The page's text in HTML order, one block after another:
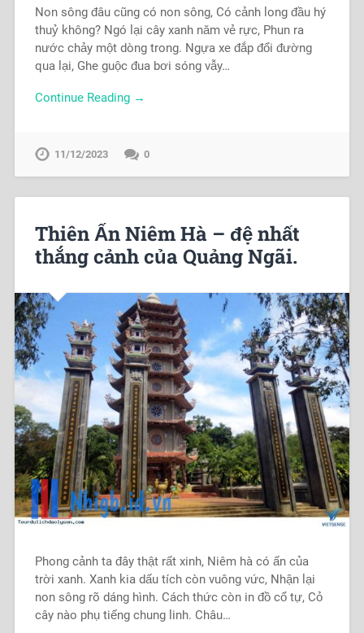
Non sông đâu cũng có non sông, Có cảnh long đầu hý
thuỷ không? Ngó lại cây xanh năm vẻ rực, Phun ra
nước chảy một dòng trong. Ngựa xe đắp đổi đường
qua lại, Ghe guộc đua bơi sóng vẫy…
Continue Reading →
11/12/2023 0
Thiên Ấn Niêm Hà – đệ nhất
thắng cảnh của Quảng Ngãi.
Phong cảnh ta đây thật rất xinh, Niêm hà có ấn của
trời xanh. Xanh kia dấu tích còn vuông vức, Nhận lại
non sông rõ dáng hình. Cách thức còn in đồ cổ tự, Cỏ
cây nào phụ tiếng chung linh. Châu…